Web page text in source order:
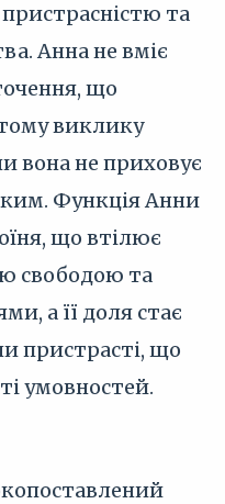
та
Анна не вміє
що
виклику
вона не приховує
Функція Анни
що втілює
свободою та
а її доля стає
пристрасті, що
умовностей.